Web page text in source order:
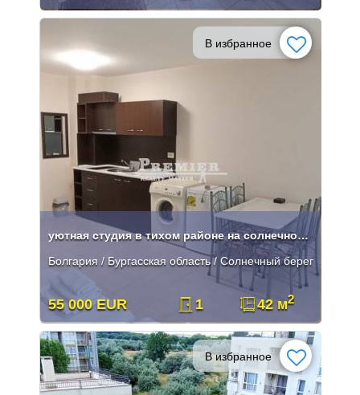
В избранное
уютная студия в тихом районе на солнечном берегу
Болгария / Бургасская область / Солнечный берег
55 000 EUR 1 42 м2
В избранное